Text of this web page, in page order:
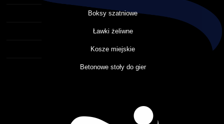
Boksy szatniowe
Ławki żeliwne
Kosze miejskie
Betonowe stoły do gier